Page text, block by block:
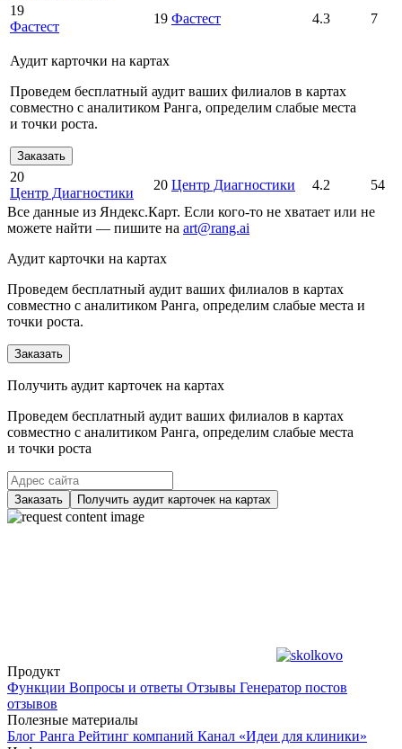
19
Фастест
19 Фастест 4.3 7
Аудит карточки на картах
Проведем бесплатный аудит ваших филиалов в картах
совместно с аналитиком Ранга, определим слабые места
и точки роста.
Заказать
20
Центр Диагностики
20 Центр Диагностики 4.2
54
Все данные из Яндекс.Карт. Если кого-то не хватает или не
можете найти — пишите на art@rang.ai
Аудит карточки на картах
Проведем бесплатный аудит ваших филиалов в картах
совместно с аналитиком Ранга, определим слабые места и
точки роста.
Заказать
Получить аудит карточек на картах
Проведем бесплатный аудит ваших филиалов в картах
совместно с аналитиком Ранга, определим слабые места
и точки роста
Заказать Получить аудит карточек на картах
Продукт
Функции Вопросы и ответы Отзывы Генератор постов
отзывов
Полезные материалы
Блог Ранга Рейтинг компаний Канал «Идеи для клиники»